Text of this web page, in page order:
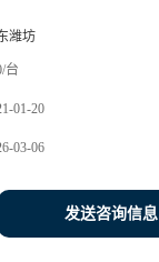
潍坊
台
01-20
03-06
发送咨询信息